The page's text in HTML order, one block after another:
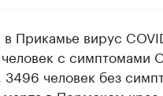
Прикамье вирус
с симптомами
человек без